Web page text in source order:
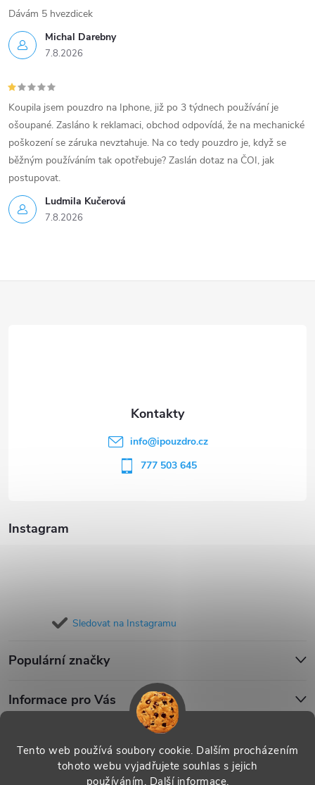
Tento web používá soubory cookie. Dalším procházením
tohoto webu vyjadřujete souhlas s jejich
používáním. Další informace.
Michal Darebny
7.8.2026
Dávám 5 hvezdicek
Ludmila Kučerová
7.8.2026
Koupila jsem pouzdro na Iphone, již po 3 týdnech používání je
ošoupané. Zasláno k reklamaci, obchod odpovídá, že na mechanické
poškození se záruka nevztahuje. Na co tedy pouzdro je, když se
běžným používáním tak opotřebuje? Zaslán dotaz na ČOI, jak
postupovat.
Instagram
Sledovat na Instagramu
Populární značky
Informace pro Vás
info@ipouzdro.cz
777 503 645